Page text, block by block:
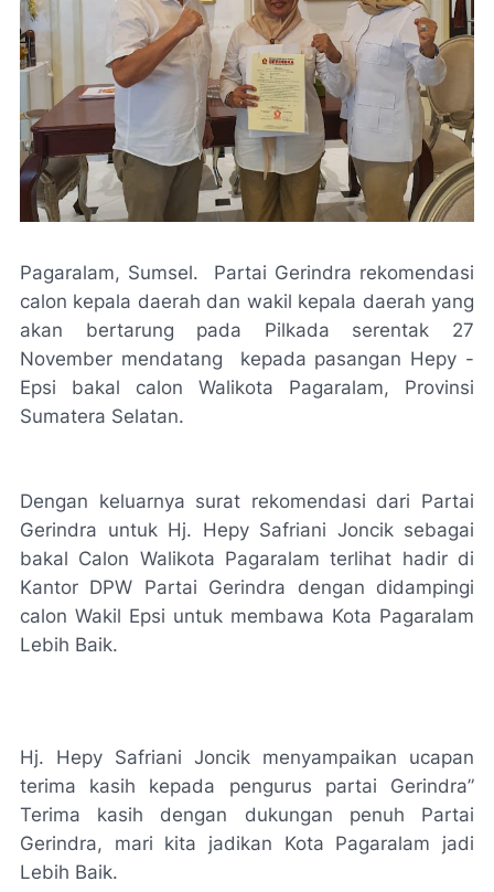
Pagaralam, Sumsel. Partai Gerindra rekomendasi
calon kepala daerah dan wakil kepala daerah yang
akan bertarung pada Pilkada serentak 27
November mendatang kepada pasangan Hepy -
Epsi bakal calon Walikota Pagaralam, Provinsi
Sumatera Selatan.
Dengan keluarnya surat rekomendasi dari Partai
Gerindra untuk Hj. Hepy Safriani Joncik sebagai
bakal Calon Walikota Pagaralam terlihat hadir di
Kantor DPW Partai Gerindra dengan didampingi
calon Wakil Epsi untuk membawa Kota Pagaralam
Lebih Baik.
Hj. Hepy Safriani Joncik menyampaikan ucapan
terima kasih kepada pengurus partai Gerindra”
Terima kasih dengan dukungan penuh Partai
Gerindra, mari kita jadikan Kota Pagaralam jadi
Lebih Baik.